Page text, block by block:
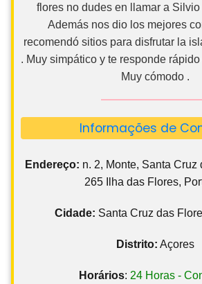
flores no dudes en llamar a Silvio
Además nos dio los mejores
recomendó sitios para disfrutar la
. Muy simpático y te responde
Muy cómodo .
Informações de
Endereço: n. 2, Monte, Santa Cruz
265 Ilha das Flores,
Cidade: Santa Cruz das
Distrito: Açores
Horários: 24 Horas -